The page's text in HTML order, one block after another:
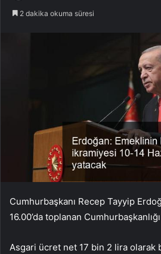
2 dakika okuma süresi
Cumhurbaşkanı Recep Tayyip
16.00’da toplanan
Asgari ücret net 17 bin 2 lira olarak